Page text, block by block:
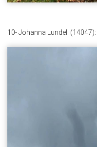
10- Johanna Lundell (14047):